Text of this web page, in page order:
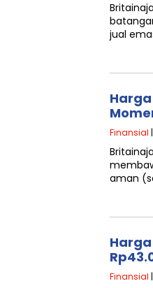
jual
Finansial
aman
Finansial